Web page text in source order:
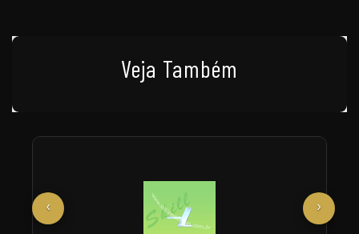
Veja Também
‹ ›